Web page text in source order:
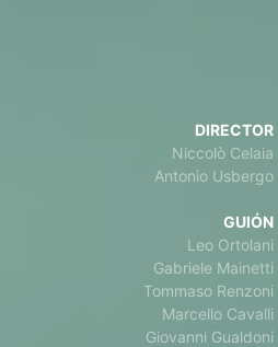
DIRECTOR
Niccolò Celaia
Antonio Usbergo
GUIÓN
Leo Ortolani
Gabriele Mainetti
Tommaso Renzoni
Marcello Cavalli
Giovanni Gualdoni